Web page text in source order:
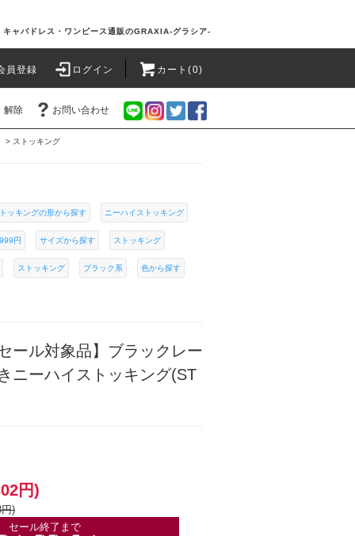
キャバドレス・ワンピース通販のGRAXIA-グラシア-
員登録 ログイン カート(0)
解除 お問い合わせ
> ストッキング
ッキングの形から探す ニーハイストッキング
円 サイズから探す ストッキング
ストッキング ブラック系 色から探す
ール対象品】ブラックレー
ニーハイストッキング(ST
円)
)